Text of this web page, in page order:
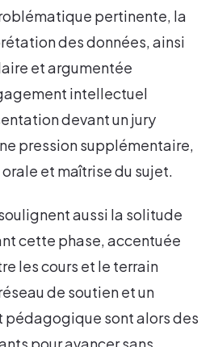
pertinente, la
des données, ainsi
et argumentée
intellectuel
devant un jury
pression supplémentaire,
et maîtrise du sujet.
aussi la solitude
cette phase, accentuée
les cours et le terrain
de soutien et un
sont alors des
pour avancer sans